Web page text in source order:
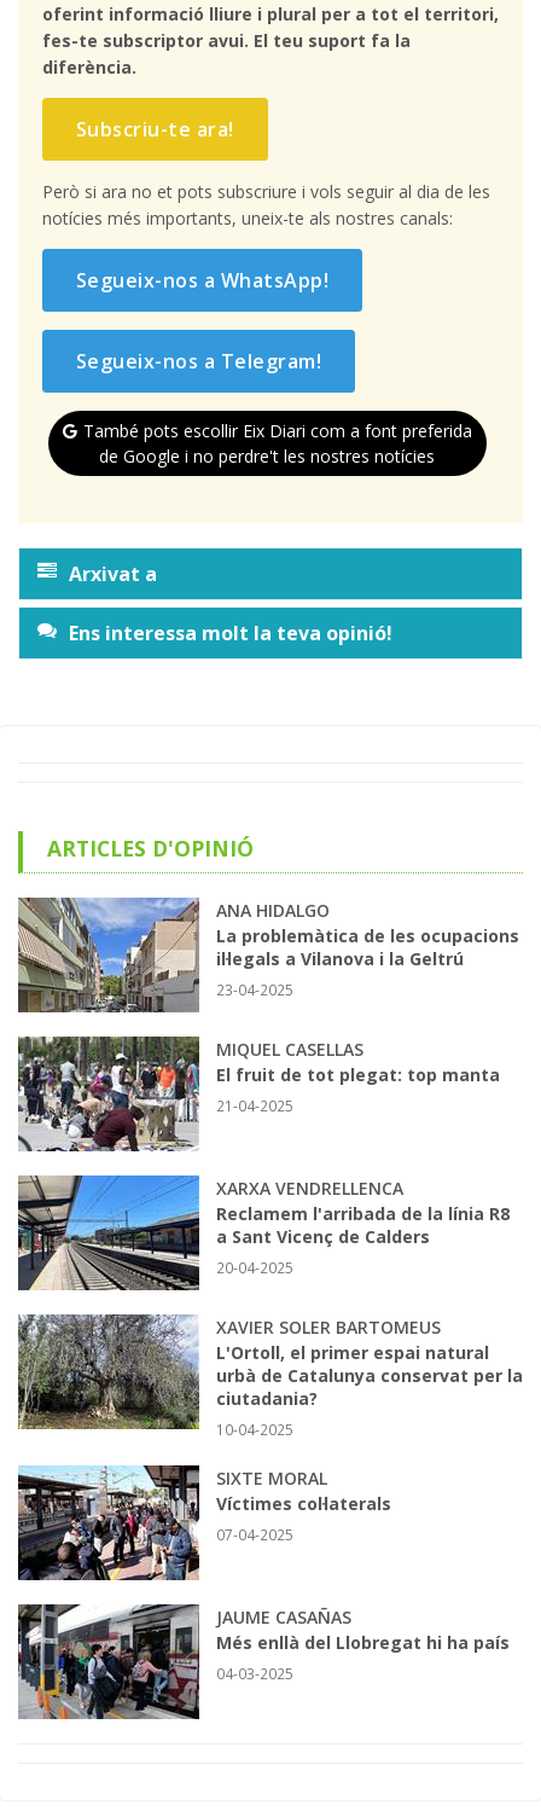
oferint informació lliure i plural per a tot el territori,
fes-te subscriptor avui. El teu suport fa la
diferència.
Subscriu-te ara!
Però si ara no et pots subscriure i vols seguir al dia de les
notícies més importants, uneix-te als nostres canals:
Segueix-nos a WhatsApp!
Segueix-nos a Telegram!
També pots escollir Eix Diari com a font preferida
de Google i no perdre't les nostres notícies
Arxivat a
Ens interessa molt la teva opinió!
ARTICLES D'OPINIÓ
ANA HIDALGO
La problemàtica de les ocupacions
il·legals a Vilanova i la Geltrú
23-04-2025
MIQUEL CASELLAS
El fruit de tot plegat: top manta
21-04-2025
XARXA VENDRELLENCA
Reclamem l'arribada de la línia R8
a Sant Vicenç de Calders
20-04-2025
XAVIER SOLER BARTOMEUS
L'Ortoll, el primer espai natural
urbà de Catalunya conservat per la
ciutadania?
10-04-2025
SIXTE MORAL
Víctimes col·laterals
07-04-2025
JAUME CASAÑAS
Més enllà del Llobregat hi ha país
04-03-2025